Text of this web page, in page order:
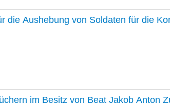
die Aushebung von Soldaten für die
im Besitz von Beat Jakob Anton